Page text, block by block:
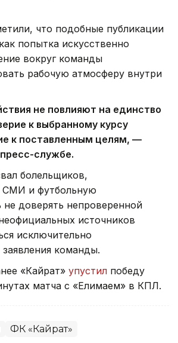
что подобные публикации
попытка искусственно
вокруг команды
рабочую атмосферу внутри
не повлияют на единство
к выбранному курсу
к поставленным целям, —
службе.
болельщиков,
СМИ и футбольную
доверять непроверенной
источников
исключительно
команды.
«Кайрат» упустил победу
матча с «Елимаем» в КПЛ.
ФК «Кайрат»